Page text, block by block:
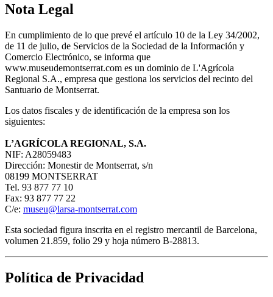
Nota Legal
En cumplimiento de lo que prevé el artículo 10 de la Ley 34/2002,
de 11 de julio, de Servicios de la Sociedad de la Información y
Comercio Electrónico, se informa que
www.museudemontserrat.com es un dominio de L'Agrícola
Regional S.A., empresa que gestiona los servicios del recinto del
Santuario de Montserrat.
Los datos fiscales y de identificación de la empresa son los
siguientes:
L’AGRÍCOLA REGIONAL, S.A.
NIF: A28059483
Dirección: Monestir de Montserrat, s/n
08199 MONTSERRAT
Tel. 93 877 77 10
Fax: 93 877 77 22
C/e: museu@larsa-montserrat.com
Esta sociedad figura inscrita en el registro mercantil de Barcelona,
volumen 21.859, folio 29 y hoja número B-28813.
Política de Privacidad